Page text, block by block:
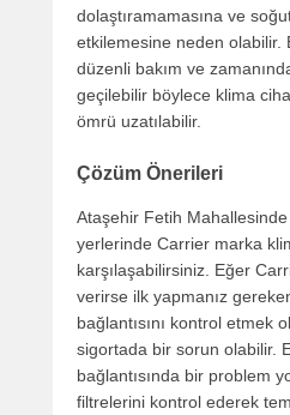
dolaştıramamasına ve
etkilemesine neden olabilir.
düzenli bakım ve
geçilebilir böylece klima
ömrü uzatılabilir.
Çözüm Önerileri
Ataşehir Fetih
yerlerinde Carrier marka
karşılaşabilirsiniz. Eğer
verirse ilk yapmanız
bağlantısını kontrol etmek
sigortada bir sorun olabilir.
bağlantısında bir problem
filtrelerini kontrol ederek